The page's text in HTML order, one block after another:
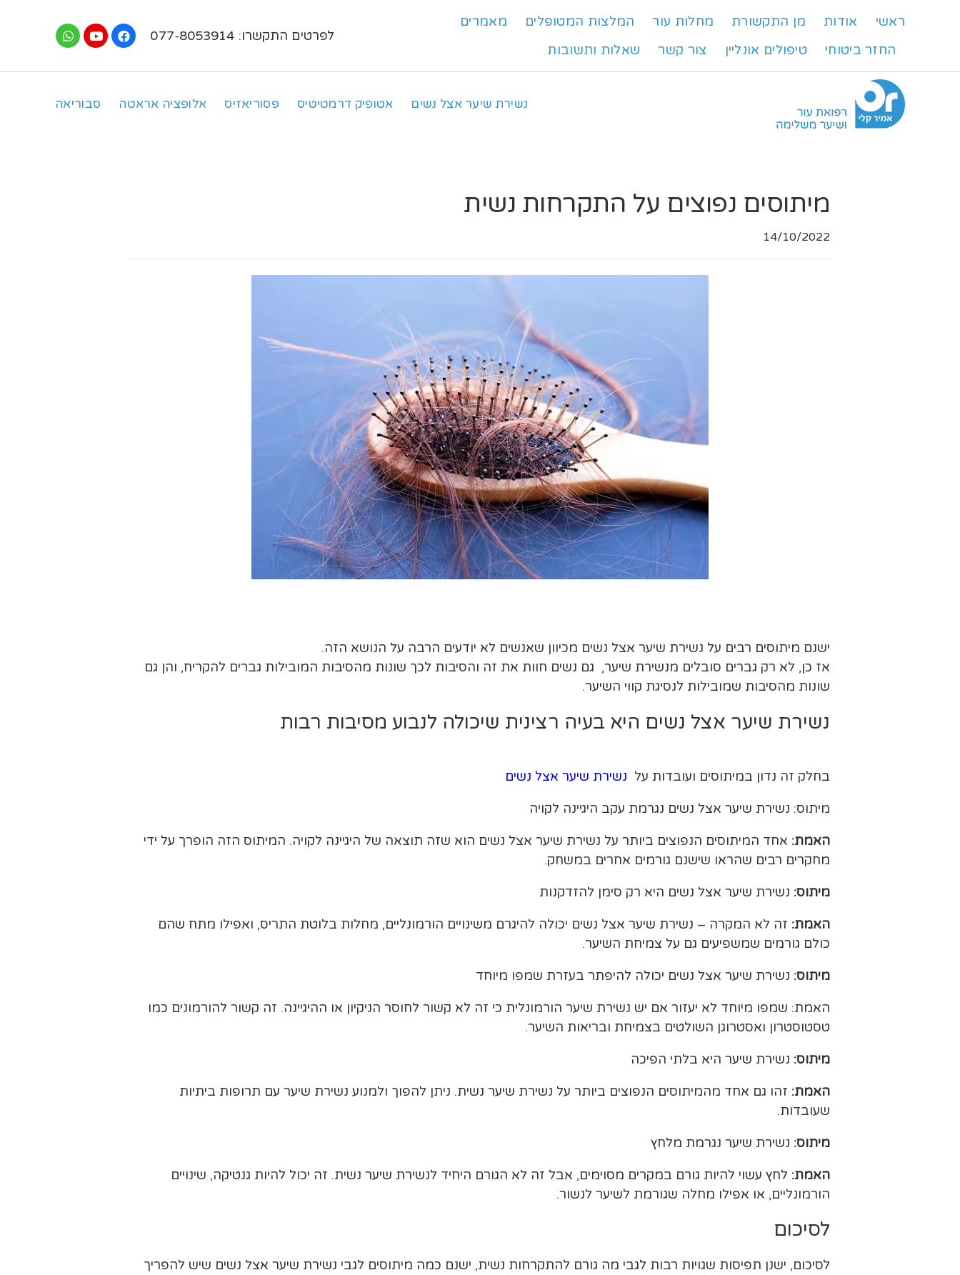
ראשי אודות מן התקשורת מחלות עור המלצות המטופלים
מאמרים
החזר ביטוחי
טיפולים אונליין צור קשר שאלות ותשובות
לפרטים התקשרו: 077-8053914
נשירת שיער אצל נשים אטופיק דרמטיטיס פסוריאזיס אלופציה אראטה סבוריאה
מיתוסים נפוצים על התקרחות נשית
14/10/2022
ישנם מיתוסים רבים על נשירת שיער אצל נשים מכיוון שאנשים לא יודעים הרבה על הנושא הזה.
אז כן, לא רק גברים סובלים מנשירת שיער, גם נשים חוות את זה והסיבות לכך שונות מהסיבות המובילות גברים להקריח, והן גם
שונות מהסיבות שמובילות לנסיגת קווי השיער.
נשירת שיער אצל נשים היא בעיה רצינית שיכולה לנבוע מסיבות רבות
בחלק זה נדון במיתוסים ועובדות על נשירת שיער אצל נשים
מיתוס: נשירת שיער אצל נשים נגרמת עקב היגיינה לקויה
האמת: אחד המיתוסים הנפוצים ביותר על נשירת שיער אצל נשים הוא שזה תוצאה של היגיינה לקויה. המיתוס הזה הופרך על ידי
מחקרים רבים שהראו שישנם גורמים אחרים במשחק.
מיתוס: נשירת שיער אצל נשים היא רק סימן להזדקנות
האמת: זה לא המקרה – נשירת שיער אצל נשים יכולה להיגרם משינויים הורמונליים, מחלות בלוטת התריס, ואפילו מתח שהם
כולם גורמים שמשפיעים גם על צמיחת השיער.
מיתוס: נשירת שיער אצל נשים יכולה להיפתר בעזרת שמפו מיוחד
האמת: שמפו מיוחד לא יעזור אם יש נשירת שיער הורמונלית כי זה לא קשור לחוסר הניקיון או ההיגיינה. זה קשור להורמונים כמו
טסטוסטרון ואסטרוגן השולטים בצמיחת ובריאות השיער.
מיתוס: נשירת שיער היא בלתי הפיכה
האמת: זהו גם אחד מהמיתוסים הנפוצים ביותר על נשירת שיער נשית. ניתן להפוך ולמנוע נשירת שיער עם תרופות ביתיות
שעובדות.
מיתוס: נשירת שיער נגרמת מלחץ
האמת: לחץ עשוי להיות גורם במקרים מסוימים, אבל זה לא הגורם היחיד לנשירת שיער נשית. זה יכול להיות גנטיקה, שינויים
הורמונליים, או אפילו מחלה שגורמת לשיער לנשור.
לסיכום
לסיכום, ישנן תפיסות שגויות רבות לגבי מה גורם להתקרחות נשית, ישנם כמה מיתוסים לגבי נשירת שיער אצל נשים שיש להפריך